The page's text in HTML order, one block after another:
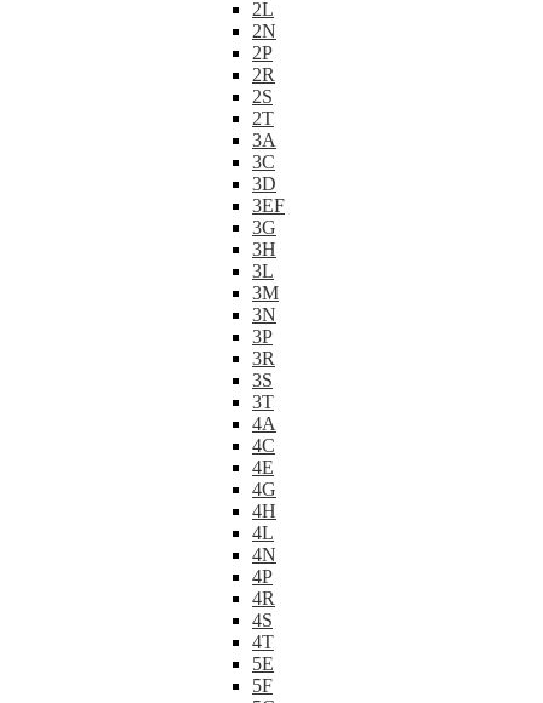
2L
2N
2P
2R
2S
2T
3A
3C
3D
3EF
3G
3H
3L
3M
3N
3P
3R
3S
3T
4A
4C
4E
4G
4H
4L
4N
4P
4R
4S
4T
5E
5F